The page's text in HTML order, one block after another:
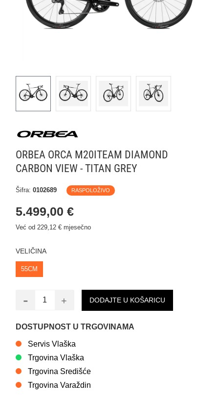
ORBEA ORCA M20ITEAM DIAMOND
CARBON VIEW - TITAN GREY
Šifra: 0102689 RASPOLOŽIVO
5.499,00 €
Već od 229,12 € mjesečno
VELIČINA
55CM
- + DODAJTE U KOŠARICU
DOSTUPNOST U TRGOVINAMA
Servis Vlaška
Trgovina Vlaška
Trgovina Središće
Trgovina Varaždin